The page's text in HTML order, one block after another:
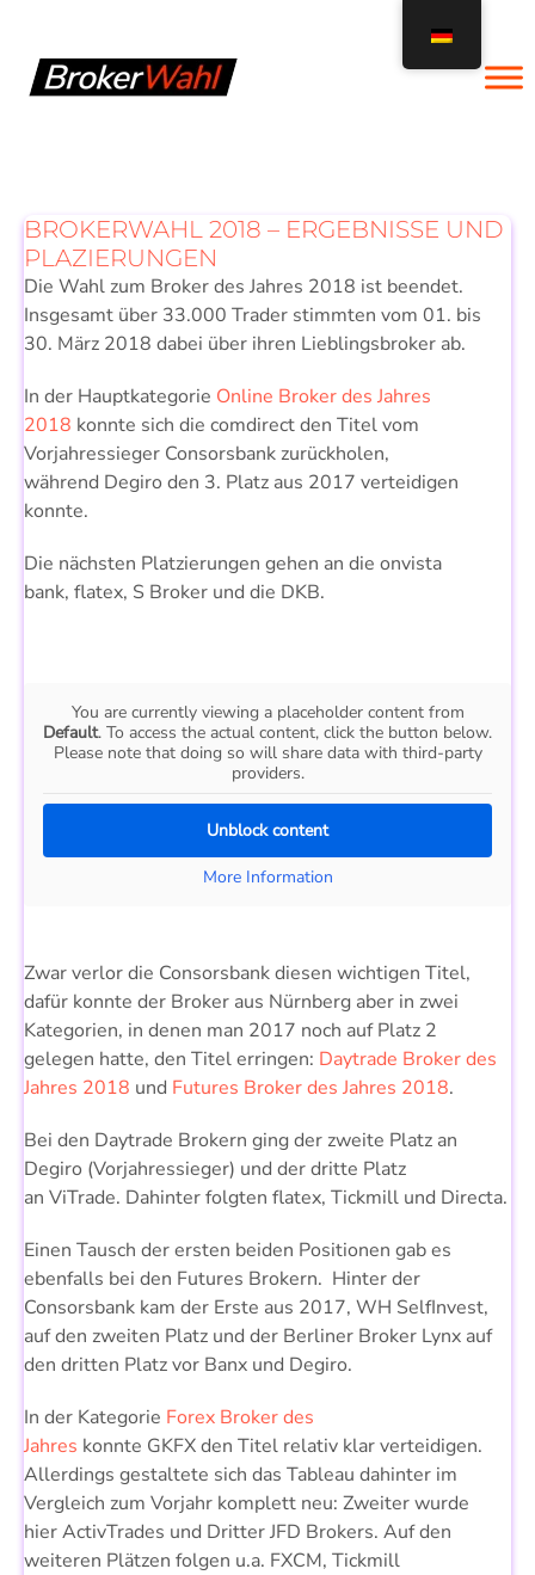
springen
BROKERWAHL 2018 – ERGEBNISSE UND
PLAZIERUNGEN
Die Wahl zum Broker des Jahres 2018 ist beendet.
Insgesamt über 33.000 Trader stimmten vom 01. bis
30. März 2018 dabei über ihren Lieblingsbroker ab.
In der Hauptkategorie Online Broker des Jahres
2018 konnte sich die comdirect den Titel vom
Vorjahressieger Consorsbank zurückholen,
während Degiro den 3. Platz aus 2017 verteidigen
konnte.
Die nächsten Platzierungen gehen an die onvista
bank, flatex, S Broker und die DKB.
You are currently viewing a placeholder content from
Default. To access the actual content, click the button below.
Please note that doing so will share data with third-party
providers.
Unblock content
More Information
Zwar verlor die Consorsbank diesen wichtigen Titel,
dafür konnte der Broker aus Nürnberg aber in zwei
Kategorien, in denen man 2017 noch auf Platz 2
gelegen hatte, den Titel erringen: Daytrade Broker des
Jahres 2018 und Futures Broker des Jahres 2018.
Bei den Daytrade Brokern ging der zweite Platz an
Degiro (Vorjahressieger) und der dritte Platz
an ViTrade. Dahinter folgten flatex, Tickmill und Directa.
Einen Tausch der ersten beiden Positionen gab es
ebenfalls bei den Futures Brokern. Hinter der
Consorsbank kam der Erste aus 2017, WH SelfInvest,
auf den zweiten Platz und der Berliner Broker Lynx auf
den dritten Platz vor Banx und Degiro.
In der Kategorie Forex Broker des
Jahres konnte GKFX den Titel relativ klar verteidigen.
Allerdings gestaltete sich das Tableau dahinter im
Vergleich zum Vorjahr komplett neu: Zweiter wurde
hier ActivTrades und Dritter JFD Brokers. Auf den
weiteren Plätzen folgen u.a. FXCM, Tickmill